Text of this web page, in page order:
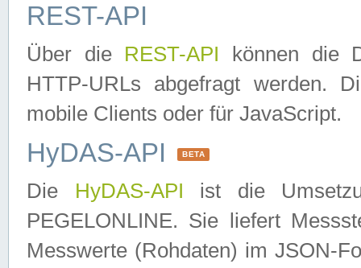
REST-API
Über die REST-API können die
HTTP-URLs abgefragt werden.
mobile Clients oder für JavaScript.
HyDAS-API BETA
Die HyDAS-API ist die
PEGELONLINE. Sie liefert
Messwerte (Rohdaten) im JSON-